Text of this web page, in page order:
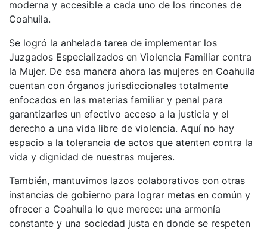
moderna y accesible a cada uno de los rincones de
Coahuila.
Se logró la anhelada tarea de implementar los
Juzgados Especializados en Violencia Familiar contra
la Mujer. De esa manera ahora las mujeres en Coahuila
cuentan con órganos jurisdiccionales totalmente
enfocados en las materias familiar y penal para
garantizarles un efectivo acceso a la justicia y el
derecho a una vida libre de violencia. Aquí no hay
espacio a la tolerancia de actos que atenten contra la
vida y dignidad de nuestras mujeres.
También, mantuvimos lazos colaborativos con otras
instancias de gobierno para lograr metas en común y
ofrecer a Coahuila lo que merece: una armonía
constante y una sociedad justa en donde se respeten